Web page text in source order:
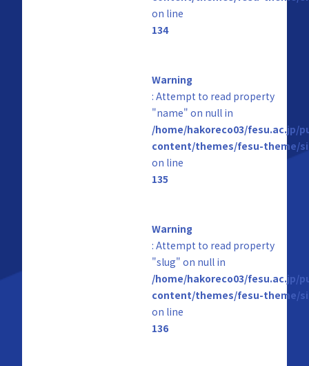
on line
134
Warning
: Attempt to read property
"name" on null in
/home/hakoreco03/fesu.ac.jp/
content/themes/fesu-theme/
on line
135
Warning
: Attempt to read property
"slug" on null in
/home/hakoreco03/fesu.ac.jp/
content/themes/fesu-theme/
on line
136